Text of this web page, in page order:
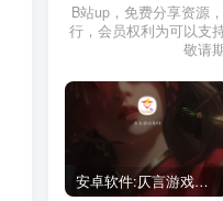
B站up，免费分享资源
行，会员权利为可以支
敬请
安卓软件:仄言游戏库4.0APP全新上架了！没有下的赶紧下载呀！